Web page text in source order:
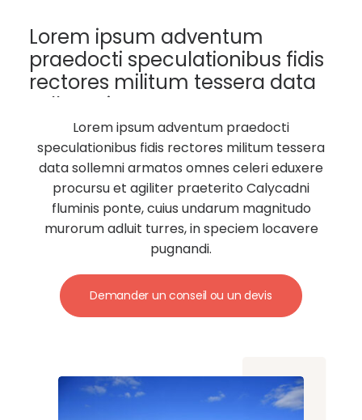
Lorem ipsum adventum
praedocti speculationibus fidis
rectores militum tessera data
sollemni armatos.
Lorem ipsum adventum praedocti
speculationibus fidis rectores militum tessera
data sollemni armatos omnes celeri eduxere
procursu et agiliter praeterito Calycadni
fluminis ponte, cuius undarum magnitudo
murorum adluit turres, in speciem locavere
pugnandi.
Demander un conseil ou un devis